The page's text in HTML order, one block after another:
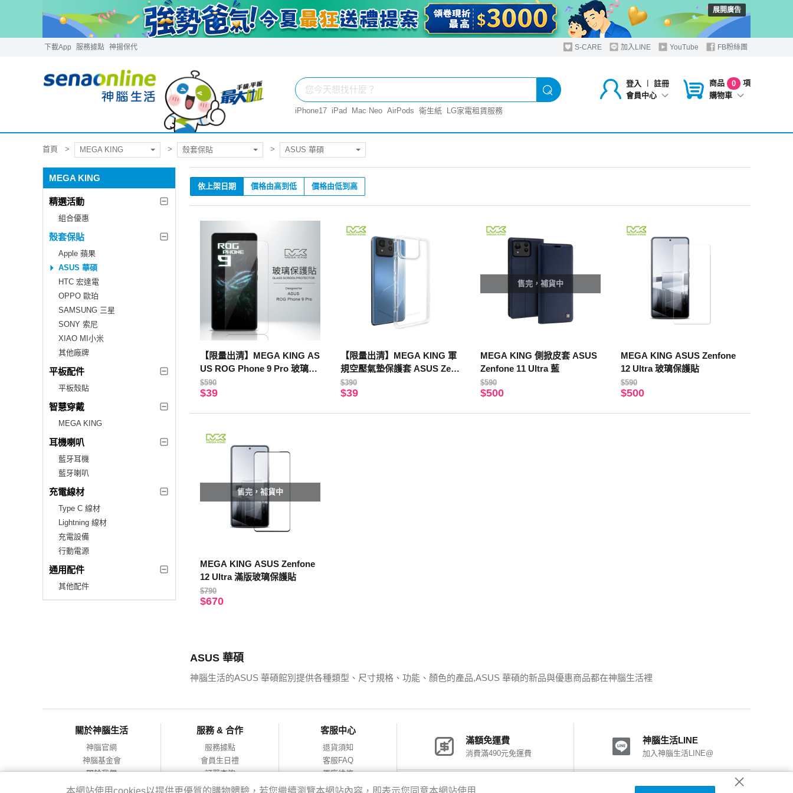
展開廣告
下載App 服務據點 神揚保代 S-CARE 加入LINE YouTube FB粉絲團
登入 ︱
註冊
會員中心
商品 0
項
購物車
iPhone17 iPad Mac Neo AirPods 衛生紙 LG家電租賃服務
首頁 MEGA KING 殼套保貼 ASUS 華碩
MEGA KING
精選活動
組合優惠
殼套保貼
Apple 蘋果
ASUS 華碩
HTC 宏達電
OPPO 歐珀
SAMSUNG 三星
SONY 索尼
XIAO MI小米
其他廠牌
平板配件
平板殼貼
智慧穿戴
MEGA KING
耳機喇叭
藍牙耳機
藍牙喇叭
充電線材
Type C 線材
Lightning 線材
充電設備
行動電源
通用配件
其他配件
依上架日期 價格由高到低 價格由低到高
【限量出清】MEGA KING AS
US ROG Phone 9 Pro 玻璃保
護貼
$590
$39
【限量出清】MEGA KING 軍
規空壓氣墊保護套 ASUS Zenf
one 11 Ultra
$390
$39
售完，補貨中
MEGA KING 側掀皮套 ASUS
Zenfone 11 Ultra 藍
$590
$500
MEGA KING ASUS Zenfone
12 Ultra 玻璃保護貼
$590
$500
售完，補貨中
MEGA KING ASUS Zenfone
12 Ultra 滿版玻璃保護貼
$790
$670
ASUS 華碩
神腦生活的ASUS 華碩館別提供各種類型、尺寸規格、功能、顏色的產品,ASUS 華碩的新品與優惠商品都在神腦生活裡
關於神腦生活
神腦官網
神腦基金會
關於我們
會員服務條款
服務 & 合作
服務據點
會員生日禮
訂單查詢
合作提案
客服中心
退貨須知
客服FAQ
原廠維修
網購包裝減量
滿額免運費
消費滿490元免運費
神腦生活LINE
加入神腦生活LINE@
神腦會員福利 神腦國際粉絲團
本網站使用cookies以提供更優質的購物體驗，若您繼續瀏覽本網站內容，即表示您同意本網站使用